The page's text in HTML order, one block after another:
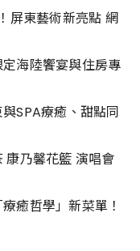
屏東藝術新亮點 網
海陸饗宴與住房專
SPA療癒、甜點同
康乃馨花籃 演唱會
癒哲學」新菜單！